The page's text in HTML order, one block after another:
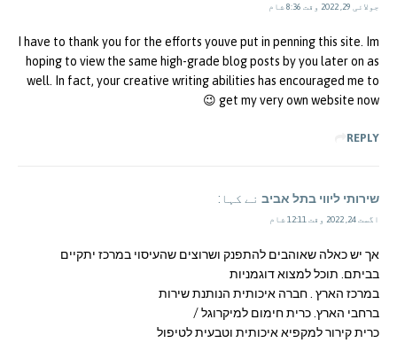
جولائی 29, 2022 وقت 8:36 شام
I have to thank you for the efforts youve put in penning this site. Im
hoping to view the same high-grade blog posts by you later on as
well. In fact, your creative writing abilities has encouraged me to
get my very own website now 😉
REPLY
שירותי ליווי בתל אביב نے کہا:
اگست 24, 2022 وقت 12:11 شام
אך יש כאלה שאוהבים להתפנק ושרוצים שהעיסוי במרכז יתקיים
בביתם. תוכל למצוא דוגמניות
במרכז הארץ . חברה איכותית הנותנת שירות
ברחבי הארץ. כרית חימום למיקרוגל /
כרית קירור למקפיא איכותית וטבעית לטיפול